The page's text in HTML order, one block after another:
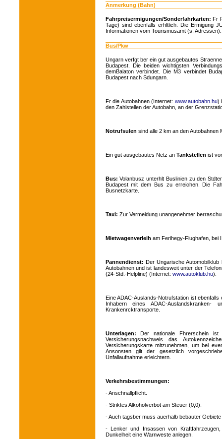
Anmerkung (Bahn)
Fahrpreisermigungen/Sonderfahrkarten: Fr
Tage) sind ebenfalls erhltlich. Die Ermigung
Informationen vom Tourismusamt (s. Adressen).
Bus/Pkw
Ungarn verfgt ber ein gut ausgebautes
Budapest. Die beiden wichtigsten
demBalaton verbindet. Die M3 verbindet
Budapest nach Sdungarn.
Fr die Autobahnen (Internet: www.autobahn.hu)
den Zahlstellen der Autobahn, an der
Notrufsulen sind alle 2 km an den Autobahnen
Ein gut ausgebautes Netz an Tankstellen ist
Bus: Volanbusz unterhlt Buslinien zu den
Budapest mit dem Bus zu erreichen. Die
Busnetzkarte.
Taxi: Zur Vermeidung unangenehmer
Mietwagenverleih am Ferihegy-Flughafen, bei
Pannendienst: Der Ungarische
Autobahnen und ist landesweit unter der
(24-Std.-Helpline) (Internet: www.autoklub.hu).
Eine ADAC-Auslands-Notrufstation ist
Inhabern eines ADAC-
Krankenrcktransporte.
Unterlagen:
Der nationale Fhrerschein
Versicherungsnachweis das
Versicherungskarte mitzunehmen, um bei
Ansonsten gilt der gesetzlich
Unfallaufnahme erleichtern.
Verkehrsbestimmungen:
- Anschnallpflicht.
- Striktes Alkoholverbot am Steuer (0,0).
- Auch tagsber muss auerhalb bebauter
- Lenker und Insassen von
Dunkelheit eine Warnweste anlegen.